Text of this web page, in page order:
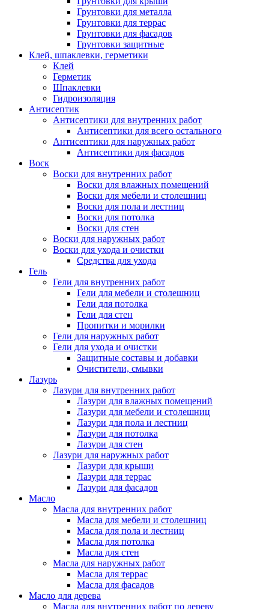
Грунтовки для металла
Грунтовки для террас
Грунтовки для фасадов
Грунтовки защитные
Клей, шпаклевки, герметики
Клей
Герметик
Шпаклевки
Гидроизоляция
Антисептик
Антисептики для внутренних работ
Антисептики для всего остального
Антисептики для наружных работ
Антисептики для фасадов
Воск
Воски для внутренних работ
Воски для влажных помещений
Воски для мебели и столешниц
Воски для пола и лестниц
Воски для потолка
Воски для стен
Воски для наружных работ
Воски для ухода и очистки
Средства для ухода
Гель
Гели для внутренних работ
Гели для мебели и столешниц
Гели для потолка
Гели для стен
Пропитки и морилки
Гели для наружных работ
Гели для ухода и очистки
Защитные составы и добавки
Очистители, смывки
Лазурь
Лазури для внутренних работ
Лазури для влажных помещений
Лазури для мебели и столешниц
Лазури для пола и лестниц
Лазури для потолка
Лазури для стен
Лазури для наружных работ
Лазури для крыши
Лазури для террас
Лазури для фасадов
Масло
Масла для внутренних работ
Масла для мебели и столешниц
Масла для пола и лестниц
Масла для потолка
Масла для стен
Масла для наружных работ
Масла для террас
Масла для фасадов
Масло для дерева
Масла для внутренних работ по дереву